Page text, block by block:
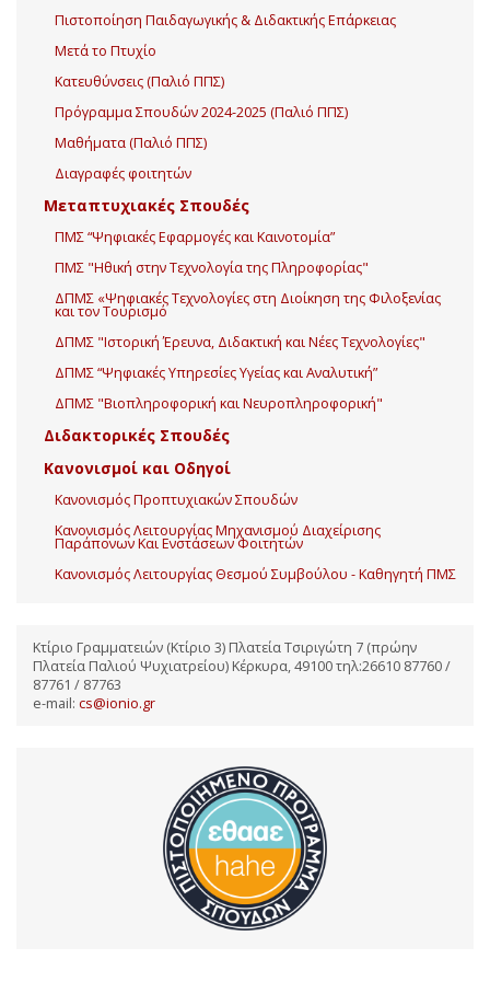
Πιστοποίηση Παιδαγωγικής & Διδακτικής Επάρκειας
Μετά το Πτυχίο
Κατευθύνσεις (Παλιό ΠΠΣ)
Πρόγραμμα Σπουδών 2024-2025 (Παλιό ΠΠΣ)
Μαθήματα (Παλιό ΠΠΣ)
Διαγραφές φοιτητών
Μεταπτυχιακές Σπουδές
ΠΜΣ “Ψηφιακές Εφαρμογές και Καινοτομία”
ΠΜΣ "Ηθική στην Τεχνολογία της Πληροφορίας"
ΔΠΜΣ «Ψηφιακές Τεχνολογίες στη Διοίκηση της Φιλοξενίας
και τον Τουρισμό
ΔΠΜΣ "Ιστορική Έρευνα, Διδακτική και Νέες Τεχνολογίες"
ΔΠΜΣ “Ψηφιακές Υπηρεσίες Υγείας και Αναλυτική”
ΔΠΜΣ "Βιοπληροφορική και Νευροπληροφορική"
Διδακτορικές Σπουδές
Κανονισμοί και Οδηγοί
Κανονισμός Προπτυχιακών Σπουδών
Κανονισμός Λειτουργίας Μηχανισμού Διαχείρισης
Παράπονων Και Ενστάσεων Φοιτητών
Κανονισμός Λειτουργίας Θεσμού Συμβούλου - Καθηγητή ΠΜΣ
Κτίριο Γραμματειών (Κτίριο 3) Πλατεία Τσιριγώτη 7 (πρώην
Πλατεία Παλιού Ψυχιατρείου) Κέρκυρα, 49100 τηλ:26610 87760 /
87761 / 87763
e-mail: cs@ionio.gr